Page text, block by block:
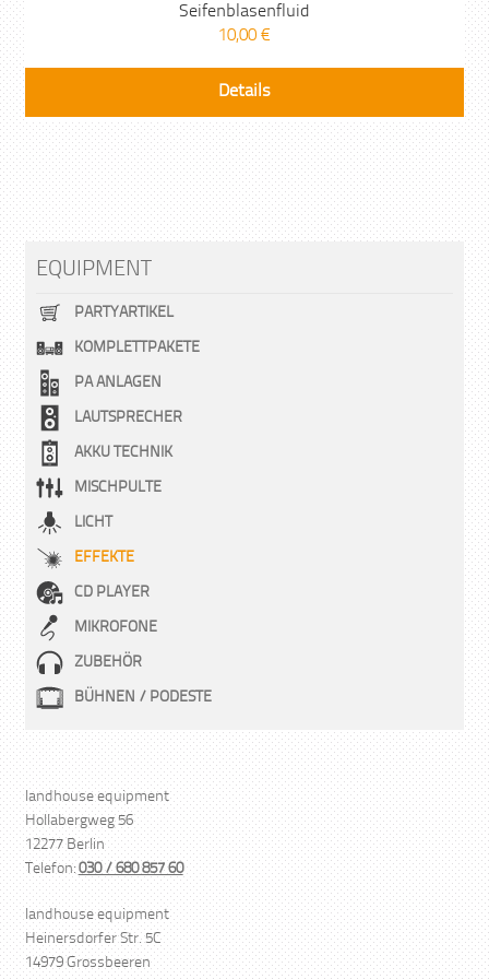
Seifenblasenfluid
10,00 €
Details
EQUIPMENT
PARTYARTIKEL
KOMPLETTPAKETE
PA ANLAGEN
LAUTSPRECHER
AKKU TECHNIK
MISCHPULTE
LICHT
EFFEKTE
CD PLAYER
MIKROFONE
ZUBEHÖR
BÜHNEN / PODESTE
landhouse equipment
Hollabergweg 56
12277 Berlin
Telefon:030 / 680 857 60
landhouse equipment
Heinersdorfer Str. 5C
14979 Grossbeeren